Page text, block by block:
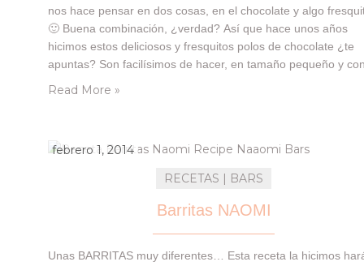
nos hace pensar en dos cosas, en el chocolate y algo
🙂 Buena combinación, ¿verdad? Así que hace unos años
hicimos estos deliciosos y fresquitos polos de chocolate ¿te
apuntas? Son facilísimos de hacer, en tamaño pequeño y
Read More »
febrero 1, 2014
RECETAS | BARS
Barritas NAOMI
Unas BARRITAS muy diferentes… Esta receta la hicimos